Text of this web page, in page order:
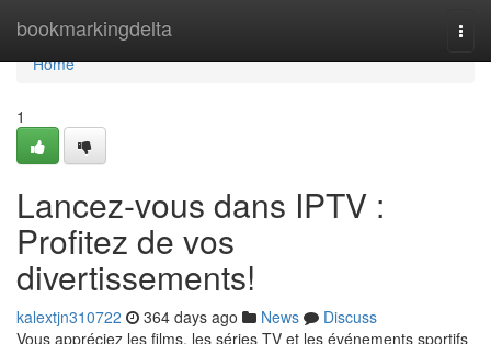
bookmarkingdelta
Home
Home
1
Lancez-vous dans IPTV :
Profitez de vos
divertissements!
kalextjn310722 364 days ago News
Discuss
Vous appréciez les films, les séries TV et les événements sportifs